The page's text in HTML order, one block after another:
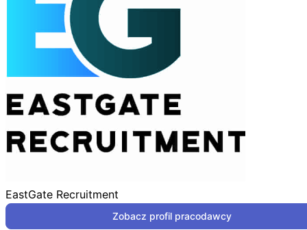
EastGate Recruitment
Zobacz profil pracodawcy